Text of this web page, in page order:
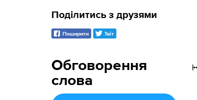
Обговорення
слова
Поділитись з друзями
Поширити Твіт